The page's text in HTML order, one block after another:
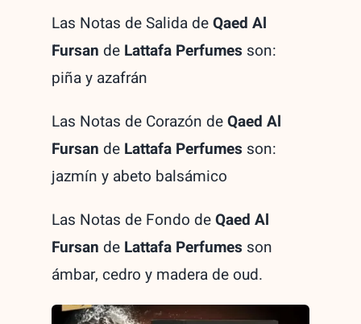
Las Notas de Salida deQaed Al
Fursan de Lattafa Perfumes son:
piña y azafrán
Las Notas de Corazón deQaed Al
Fursan de Lattafa Perfumes son:
jazmín y abeto balsámico
Las Notas de Fondo deQaed Al
Fursan de Lattafa Perfumes son
ámbar, cedro y madera de oud.